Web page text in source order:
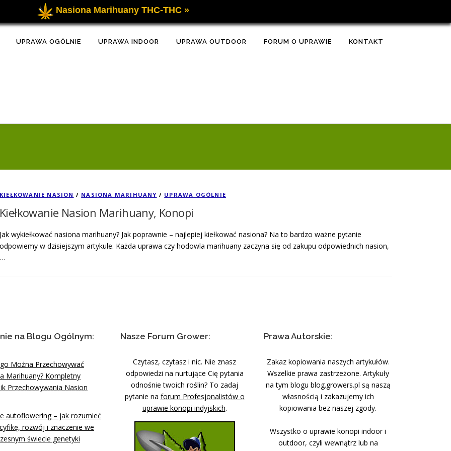
Nasiona Marihuany THC-THC »
UPRAWA OGÓLNIE UPRAWA INDOOR UPRAWA OUTDOOR FORUM O UPRAWIE KONTAKT
KIEŁKOWANIE NASION / NASIONA MARIHUANY / UPRAWA OGÓLNIE
Kiełkowanie Nasion Marihuany, Konopi
Jak wykiełkować nasiona marihuany? Jak poprawnie – najlepiej kiełkować nasiona? Na to bardzo ważne pytanie
odpowiemy w dzisiejszym artykule. Każda uprawa czy hodowla marihuany zaczyna się od zakupu odpowiednich nasion,
…
na Blogu Ogólnym:
Można Przechowywać
Marihuany? Kompletny
Przechowywania Nasion
autoflowering – jak rozumieć
rozwój i znaczenie we
świecie genetyki
Nasze Forum Grower:
Czytasz, czytasz i nic. Nie znasz
odpowiedzi na nurtujące Cię pytania
odnośnie twoich roślin? To zadaj
pytanie na forum Profesjonalistów o
uprawie konopi indyjskich.
Prawa Autorskie:
Zakaz kopiowania naszych artykułów.
Wszelkie prawa zastrzeżone. Artykuły
na tym blogu blog.growers.pl są naszą
własnością i zakazujemy ich
kopiowania bez naszej zgody.
Wszystko o uprawie konopi indoor i
outdoor, czyli wewnątrz lub na